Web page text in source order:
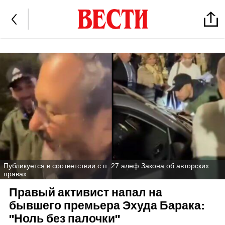
Публикуется в соответствии с п. 27 алеф Закона об авторских
правах
Правый активист напал на
бывшего премьера Эхуда Барака:
"Ноль без палочки"